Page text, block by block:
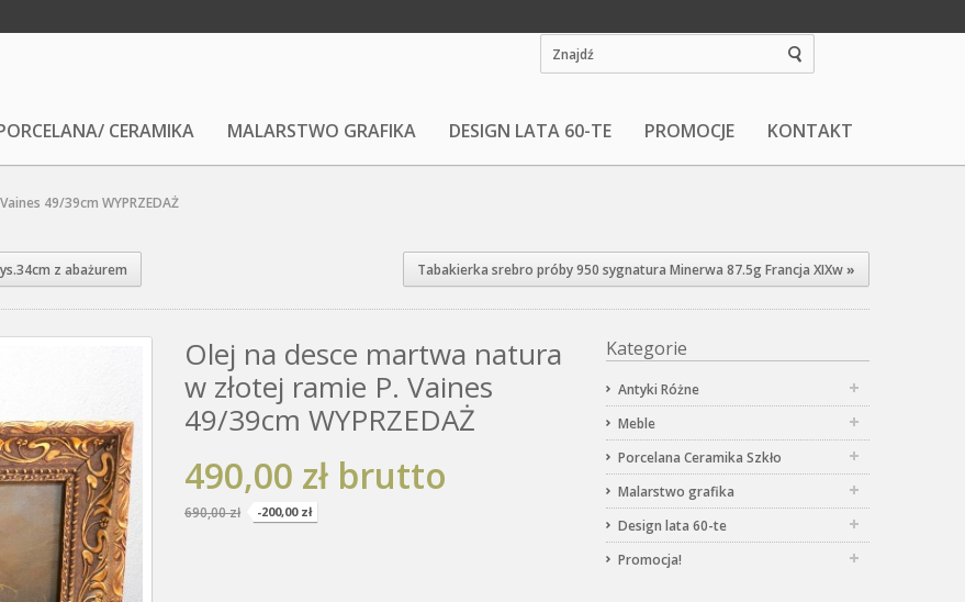
CERAMIKA MALARSTWO GRAFIKA DESIGN LATA 60-TE PROMOCJE KONTAKT
49/39cm WYPRZEDAŻ
z abażurem Tabakierka srebro próby 950 sygnatura Minerwa 87.5g Francja XIXw»
Kategorie
Antyki Różne
Meble
Porcelana Ceramika Szkło
Malarstwo grafika
Design lata 60-te
Promocja!
Olej na desce martwa natura
w złotej ramie P. Vaines
49/39cm WYPRZEDAŻ
490,00 zł brutto
690,00 zł -200,00 zł